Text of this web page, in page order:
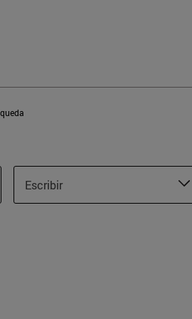
Escribir